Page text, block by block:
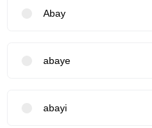
Abay
abaye
abayi